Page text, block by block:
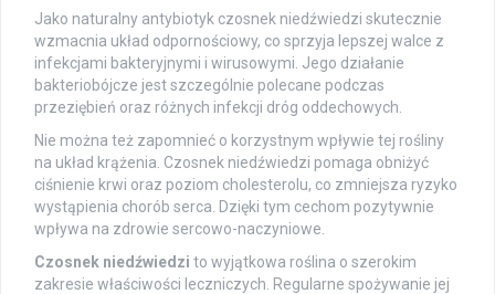
Jako naturalny antybiotyk czosnek niedźwiedzi skutecznie
wzmacnia układ odpornościowy, co sprzyja lepszej walce z
infekcjami bakteryjnymi i wirusowymi. Jego działanie
bakteriobójcze jest szczególnie polecane podczas
przeziębień oraz różnych infekcji dróg oddechowych.
Nie można też zapomnieć o korzystnym wpływie tej rośliny
na układ krążenia. Czosnek niedźwiedzi pomaga obniżyć
ciśnienie krwi oraz poziom cholesterolu, co zmniejsza ryzyko
wystąpienia chorób serca. Dzięki tym cechom pozytywnie
wpływa na zdrowie sercowo-naczyniowe.
Czosnek niedźwiedzi to wyjątkowa roślina o szerokim
zakresie właściwości leczniczych. Regularne spożywanie jej